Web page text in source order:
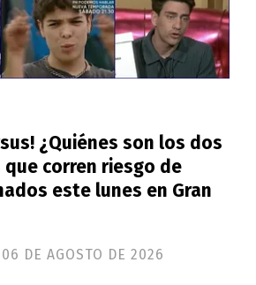
¿Quiénes son los dos
corren riesgo de
este lunes en Gran
06 DE AGOSTO DE 2026